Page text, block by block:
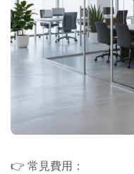
👉 常見費用：